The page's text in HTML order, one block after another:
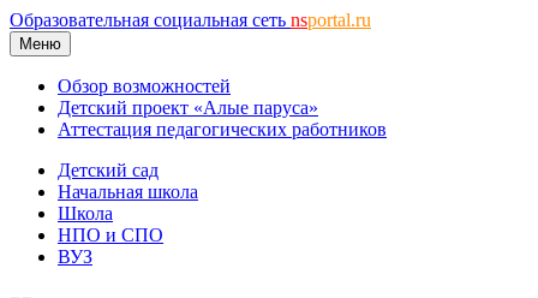
Образовательная социальная сеть nsportal.ru
Меню
Обзор возможностей
Детский проект «Алые паруса»
Аттестация педагогических работников
Детский сад
Начальная школа
Школа
НПО и СПО
ВУЗ